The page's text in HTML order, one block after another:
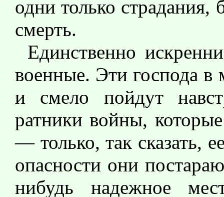
одни только страдания,
смерть.
Единственно
военные. Эти господа в
и смело пойдут
ратники войны,
― только, так сказать,
опасности они
нибудь надежное